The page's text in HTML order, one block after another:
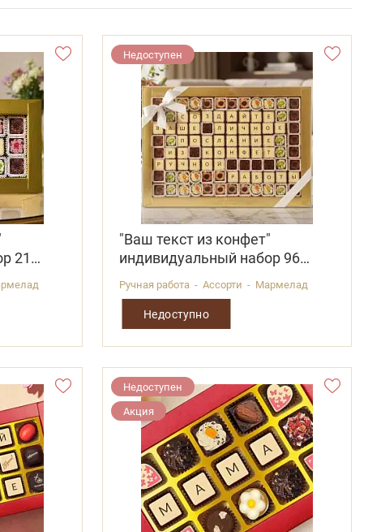
21
Недоступен
"Ваш текст из конфет"
индивидуальный набор 96
конфет
Ручная работа - Ассорти - Мармелад
Недоступно
Недоступен
Акция